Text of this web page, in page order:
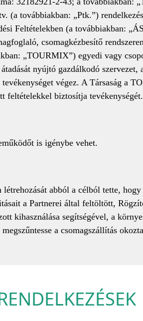
(a továbbiakban: „Ptk.”)
Feltételekben (a továbbiakban:
csomagkézbesítő
„TOURMIX”) egyedi vagy
nyújtó gazdálkodó
végez. A Társaság a
feltételekkel biztosítja tevékenységét.
is igénybe vehet.
abból a célból tette, hogy
a Partnerei által feltöltött,
kihasználása segítségével, a
a csomagszállítás